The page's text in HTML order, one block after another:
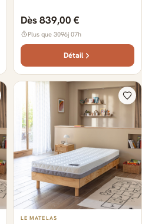
Dès 839,00 €
Plus que 3096j 07h
Détail
LE MATELAS